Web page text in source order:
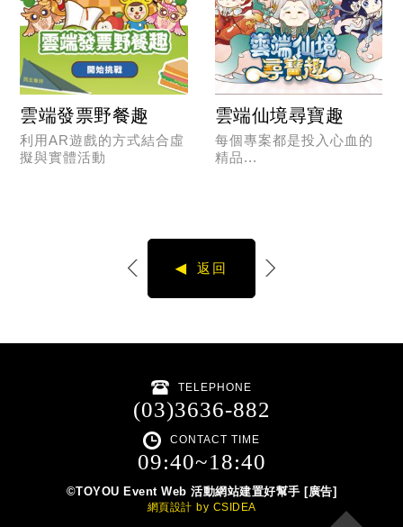
雲端發票野餐趣
利用AR遊戲的方式結合虛
擬與實體活動
雲端仙境尋寶趣
每個專案都是投入心血的
精品...
返回
TELEPHONE
(03)3636-882
CONTACT TIME
09:40~18:40
©TOYOU Event Web 活動網站建置好幫手 [廣告]
網頁設計 by CSIDEA